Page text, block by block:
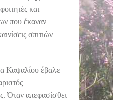
και
που έκαναν
σπιτιών
Καψαλίου έβαλε
Όταν απεφασίσθει